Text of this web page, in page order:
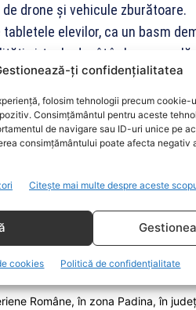
ți confidențialitatea
folosim tehnologii precum cookie-
Consimțământul pentru aceste
de navigare sau ID-uri unice pe
consimțământului poate afecta negativ
Citește mai multe despre aceste
cookies Politică de confidențialitate
drone și vehicule zburătoare.
elevilor, ca un basm
virtuale decât în lumea reală
sunt tot aici, martor la toate
la fel. „Am văzut cum
știe cât mai durează. Poate
dar până când o să aflăm
dar unele lucruri rămân!”, a
Române, în zona Padina, în